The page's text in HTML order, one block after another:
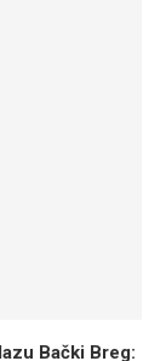
Bački Breg: